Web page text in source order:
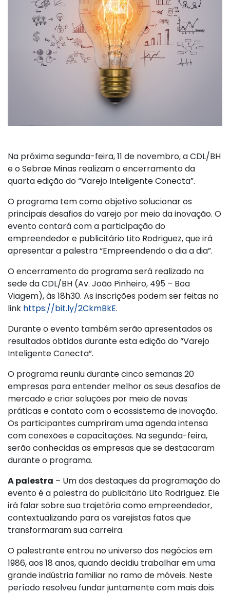
Na próxima segunda-feira, 11 de novembro, a CDL/BH
e o Sebrae Minas realizam o encerramento da
quarta edição do “Varejo Inteligente Conecta”.
O programa tem como objetivo solucionar os
principais desafios do varejo por meio da inovação. O
evento contará com a participação do
empreendedor e publicitário Lito Rodriguez, que irá
apresentar a palestra “Empreendendo o dia a dia”.
O encerramento do programa será realizado na
sede da CDL/BH (Av. João Pinheiro, 495 – Boa
Viagem), às 18h30. As inscrições podem ser feitas no
link https://bit.ly/2CkmBkE.
Durante o evento também serão apresentados os
resultados obtidos durante esta edição do “Varejo
Inteligente Conecta”.
O programa reuniu durante cinco semanas 20
empresas para entender melhor os seus desafios de
mercado e criar soluções por meio de novas
práticas e contato com o ecossistema de inovação.
Os participantes cumpriram uma agenda intensa
com conexões e capacitações. Na segunda-feira,
serão conhecidas as empresas que se destacaram
durante o programa.
A palestra – Um dos destaques da programação do
evento é a palestra do publicitário Lito Rodriguez. Ele
irá falar sobre sua trajetória como empreendedor,
contextualizando para os varejistas fatos que
transformaram sua carreira.
O palestrante entrou no universo dos negócios em
1986, aos 18 anos, quando decidiu trabalhar em uma
grande indústria familiar no ramo de móveis. Neste
período resolveu fundar juntamente com mais dois